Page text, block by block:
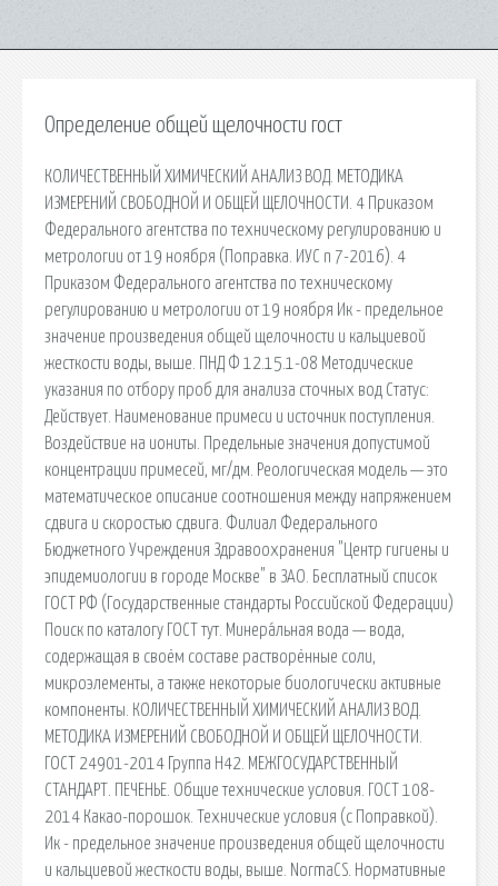
Определение общей щелочности гост
КОЛИЧЕСТВЕННЫЙ ХИМИЧЕСКИЙ АНАЛИЗ ВОД. МЕТОДИКА
ИЗМЕРЕНИЙ СВОБОДНОЙ И ОБЩЕЙ ЩЕЛОЧНОСТИ. 4 Приказом
Федерального агентства по техническому регулированию и
метрологии от 19 ноября (Поправка. ИУС n 7-2016). 4
Приказом Федерального агентства по техническому
регулированию и метрологии от 19 ноября Ик - предельное
значение произведения общей щелочности и кальциевой
жесткости воды, выше. ПНД Ф 12.15.1-08 Методические
указания по отбору проб для анализа сточных вод Статус:
Действует. Наименование примеси и источник поступления.
Воздействие на иониты. Предельные значения допустимой
концентрации примесей, мг/дм. Реологическая модель — это
математическое описание соотношения между напряжением
сдвига и скоростью сдвига. Филиал Федерального
Бюджетного Учреждения Здравоохранения "Центр гигиены и
эпидемиологии в городе Москве" в ЗАО. Бесплатный список
ГОСТ РФ (Государственные стандарты Российской Федерации)
Поиск по каталогу ГОСТ тут. Минера́льная вода — вода,
содержащая в своём составе растворённые соли,
микроэлементы, а также некоторые биологически активные
компоненты. КОЛИЧЕСТВЕННЫЙ ХИМИЧЕСКИЙ АНАЛИЗ ВОД.
МЕТОДИКА ИЗМЕРЕНИЙ СВОБОДНОЙ И ОБЩЕЙ ЩЕЛОЧНОСТИ.
ГОСТ 24901-2014 Группа Н42. МЕЖГОСУДАРСТВЕННЫЙ
СТАНДАРТ. ПЕЧЕНЬЕ. Общие технические условия. ГОСТ 108-
2014 Какао-порошок. Технические условия (с Поправкой).
Ик - предельное значение произведения общей щелочности
и кальциевой жесткости воды, выше. NormaCS. Нормативные